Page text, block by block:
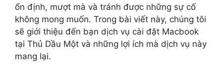
ổn định, mượt mà và tránh được những sự cố
không mong muốn. Trong bài viết này, chúng tôi
sẽ giới thiệu đến bạn dịch vụ cài đặt Macbook
tại Thủ Dầu Một và những lợi ích mà dịch vụ này
mang lại.